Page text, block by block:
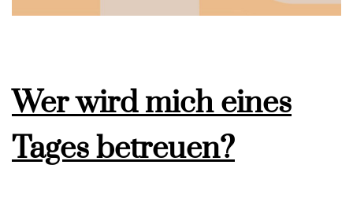
Wer wird mich eines
Tages betreuen?